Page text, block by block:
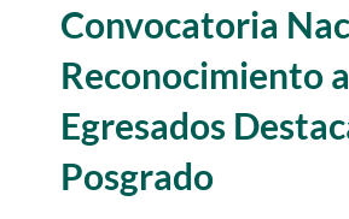
Contacto
Convocatoria
Reconocimiento a
Egresados
Posgrado